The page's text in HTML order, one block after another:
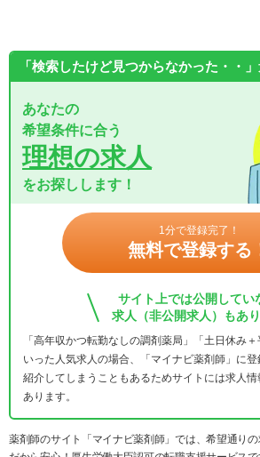
「検索したけど見つからなかった・・」
あなたの
希望条件に合う
理想の求人
をお探しします！
1分で登録完了！
無料で登録する
サイト上では公開してい
求人（非公開求人）もあ
「高年収かつ転勤なしの調剤薬局」「土日休み
いった人気求人の場合、「マイナビ薬剤師」に
紹介してしまうこともあるためサイトには求人
あります。
薬剤師のサイト「マイナビ薬剤師」では、希望通り